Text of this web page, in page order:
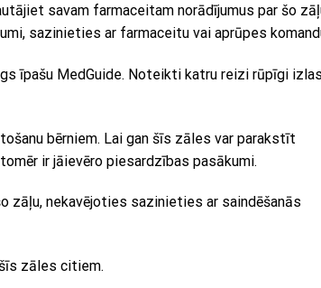
savam farmaceitam norādījumus par šo
sazinieties ar farmaceitu vai aprūpes
īpašu MedGuide. Noteikti katru reizi rūpīgi
bērniem. Lai gan šīs zāles var parakstīt
ir jāievēro piesardzības pasākumi.
zāļu, nekavējoties sazinieties ar saindēšanās
zāles citiem.